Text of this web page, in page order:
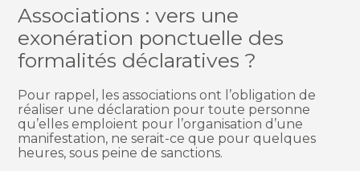
Associations : vers une
exonération ponctuelle des
formalités déclaratives ?
Pour rappel, les associations ont l’obligation de
réaliser une déclaration pour toute personne
qu’elles emploient pour l’organisation d’une
manifestation, ne serait-ce que pour quelques
heures, sous peine de sanctions.